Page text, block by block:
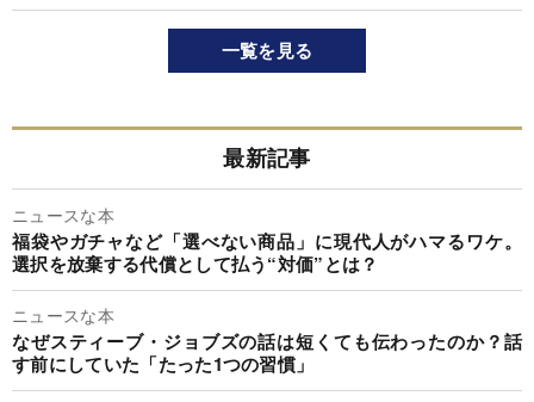
一覧を見る
最新記事
ニュースな本
福袋やガチャなど「選べない商品」に現代人がハマるワケ。
選択を放棄する代償として払う“対価”とは？
ニュースな本
なぜスティーブ・ジョブズの話は短くても伝わったのか？話
す前にしていた「たった1つの習慣」